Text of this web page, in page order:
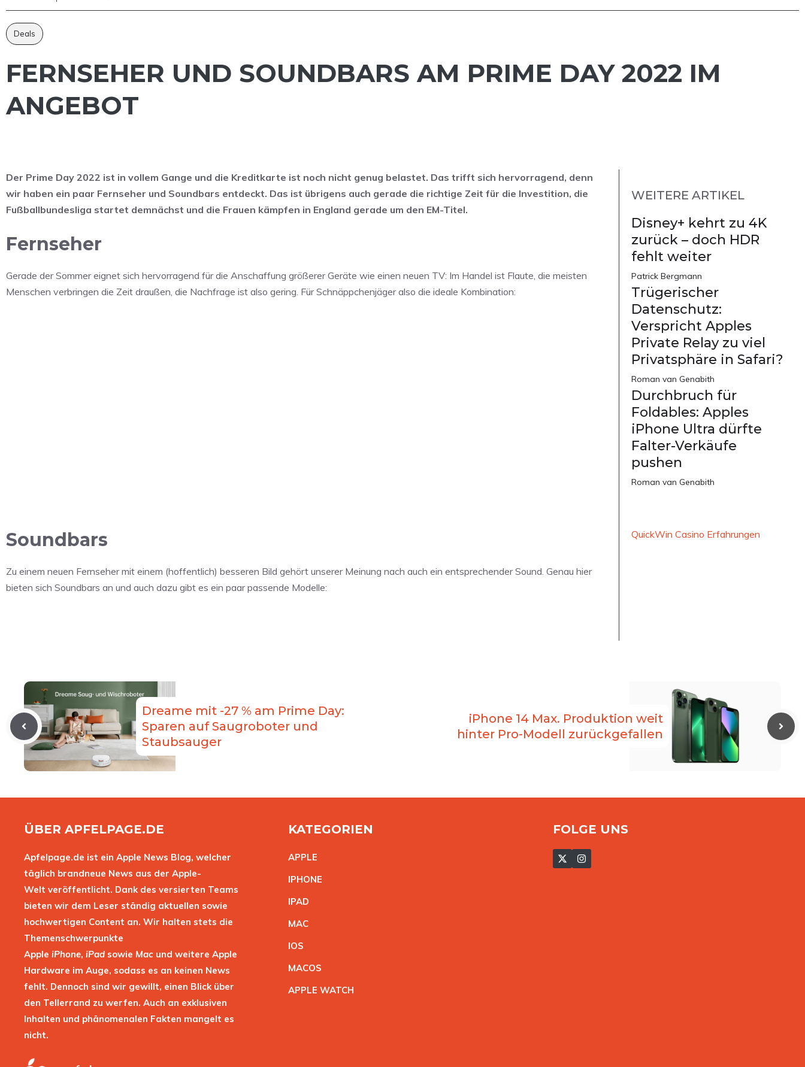
Deals
FERNSEHER UND SOUNDBARS AM PRIME DAY 2022 IM
ANGEBOT
Der Prime Day 2022 ist in vollem Gange und die Kreditkarte ist noch nicht genug belastet. Das trifft sich hervorragend, denn
wir haben ein paar Fernseher und Soundbars entdeckt. Das ist übrigens auch gerade die richtige Zeit für die Investition, die
Fußballbundesliga startet demnächst und die Frauen kämpfen in England gerade um den EM-Titel.
Fernseher
Gerade der Sommer eignet sich hervorragend für die Anschaffung größerer Geräte wie einen neuen TV: Im Handel ist Flaute, die meisten
Menschen verbringen die Zeit draußen, die Nachfrage ist also gering. Für Schnäppchenjäger also die ideale Kombination:
Soundbars
Zu einem neuen Fernseher mit einem (hoffentlich) besseren Bild gehört unserer Meinung nach auch ein entsprechender Sound. Genau hier
bieten sich Soundbars an und auch dazu gibt es ein paar passende Modelle:
WEITERE ARTIKEL
Disney+ kehrt zu 4K
zurück – doch HDR
fehlt weiter
Patrick Bergmann
Trügerischer
Datenschutz:
Verspricht Apples
Private Relay zu viel
Privatsphäre in Safari?
Roman van Genabith
Durchbruch für
Foldables: Apples
iPhone Ultra dürfte
Falter-Verkäufe
pushen
Roman van Genabith
QuickWin Casino Erfahrungen
Dreame mit -27 % am Prime Day:
Sparen auf Saugroboter und
Staubsauger
iPhone 14 Max. Produktion weit
hinter Pro-Modell zurückgefallen
ÜBER APFELPAGE.DE
Apfelpage.de ist ein Apple News Blog, welcher
täglich brandneue News aus der Apple-
Welt veröffentlicht. Dank des versierten Teams
bieten wir dem Leser ständig aktuellen sowie
hochwertigen Content an. Wir halten stets die
Themenschwerpunkte
Apple iPhone, iPad sowie Mac und weitere Apple
Hardware im Auge, sodass es an keinen News
fehlt. Dennoch sind wir gewillt, einen Blick über
den Tellerrand zu werfen. Auch an exklusiven
Inhalten und phänomenalen Fakten mangelt es
nicht.
KATEGORIEN
APPLE
IPHONE
IPAD
MAC
IOS
MACOS
APPLE WATCH
FOLGE UNS